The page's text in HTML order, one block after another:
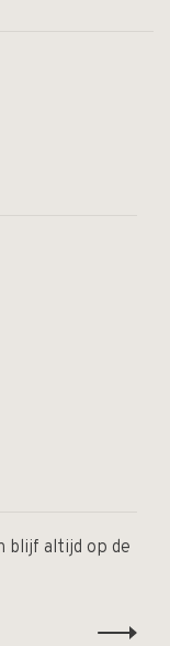
blijf altijd op de